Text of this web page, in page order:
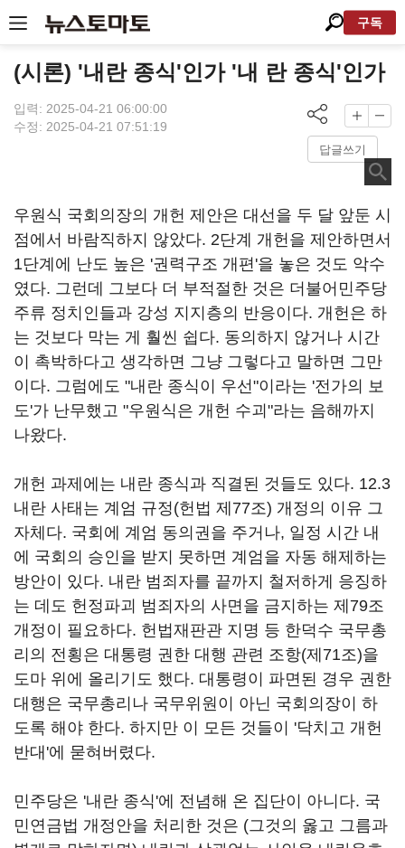
구독
(시론) '내란 종식'인가 '내 란 종식'인가
입력: 2025-04-21 06:00:00
수정: 2025-04-21 07:51:19
답글쓰기
우원식 국회의장의 개헌 제안은 대선을 두 달 앞둔 시
점에서 바람직하지 않았다. 2단계 개헌을 제안하면서
1단계에 난도 높은 '권력구조 개편'을 놓은 것도 악수
였다. 그런데 그보다 더 부적절한 것은 더불어민주당
주류 정치인들과 강성 지지층의 반응이다. 개헌은 하
는 것보다 막는 게 훨씬 쉽다. 동의하지 않거나 시간
이 촉박하다고 생각하면 그냥 그렇다고 말하면 그만
이다. 그럼에도 "내란 종식이 우선"이라는 '전가의 보
도'가 난무했고 "우원식은 개헌 수괴"라는 음해까지
나왔다.
개헌 과제에는 내란 종식과 직결된 것들도 있다. 12.3
내란 사태는 계엄 규정(헌법 제77조) 개정의 이유 그
자체다. 국회에 계엄 동의권을 주거나, 일정 시간 내
에 국회의 승인을 받지 못하면 계엄을 자동 해제하는
방안이 있다. 내란 범죄자를 끝까지 철저하게 응징하
는 데도 헌정파괴 범죄자의 사면을 금지하는 제79조
개정이 필요하다. 헌법재판관 지명 등 한덕수 국무총
리의 전횡은 대통령 권한 대행 관련 조항(제71조)을
도마 위에 올리기도 했다. 대통령이 파면된 경우 권한
대행은 국무총리나 국무위원이 아닌 국회의장이 하
도록 해야 한다. 하지만 이 모든 것들이 '닥치고 개헌
반대'에 묻혀버렸다.
민주당은 '내란 종식'에 전념해 온 집단이 아니다. 국
민연금법 개정안을 처리한 것은 (그것의 옳고 그름과